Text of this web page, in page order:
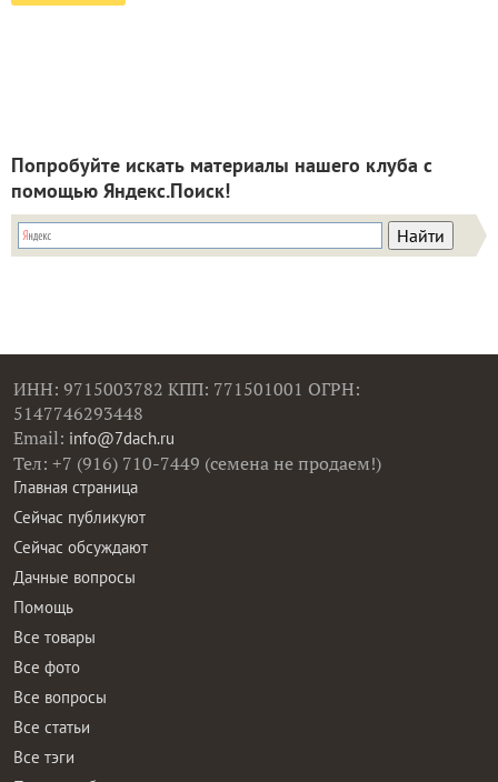
Попробуйте искать материалы нашего клуба с
помощью Яндекс.Поиск!
ИНН: 9715003782 КПП: 771501001 ОГРН:
5147746293448
Email: info@7dach.ru
Тел: +7 (916) 710-7449 (семена не продаем!)
Главная страница
Сейчас публикуют
Сейчас обсуждают
Дачные вопросы
Помощь
Все товары
Все фото
Все вопросы
Все статьи
Все тэги